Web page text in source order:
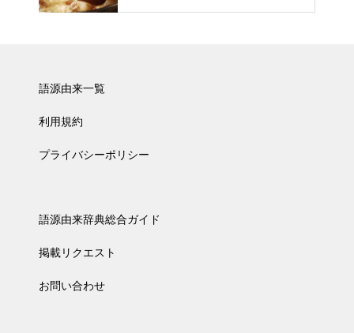
語源由来一覧
利用規約
プライバシーポリシー
語源由来辞典総合ガイド
掲載リクエスト
お問い合わせ